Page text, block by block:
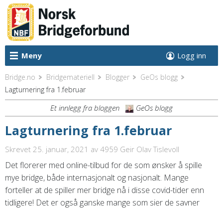
Meny Logg inn
Bridge.no Bridgemateriell Blogger
GeOs blogg
Lagturnering fra 1.februar
Et innlegg fra bloggen GeOs blogg
Lagturnering fra 1.februar
Skrevet 25. januar, 2021 av 4959 Geir Olav Tislevoll
Det florerer med online-tilbud for de som ønsker å spille
mye bridge, både internasjonalt og nasjonalt. Mange
forteller at de spiller mer bridge nå i disse covid-tider enn
tidligere! Det er også ganske mange som sier de savner